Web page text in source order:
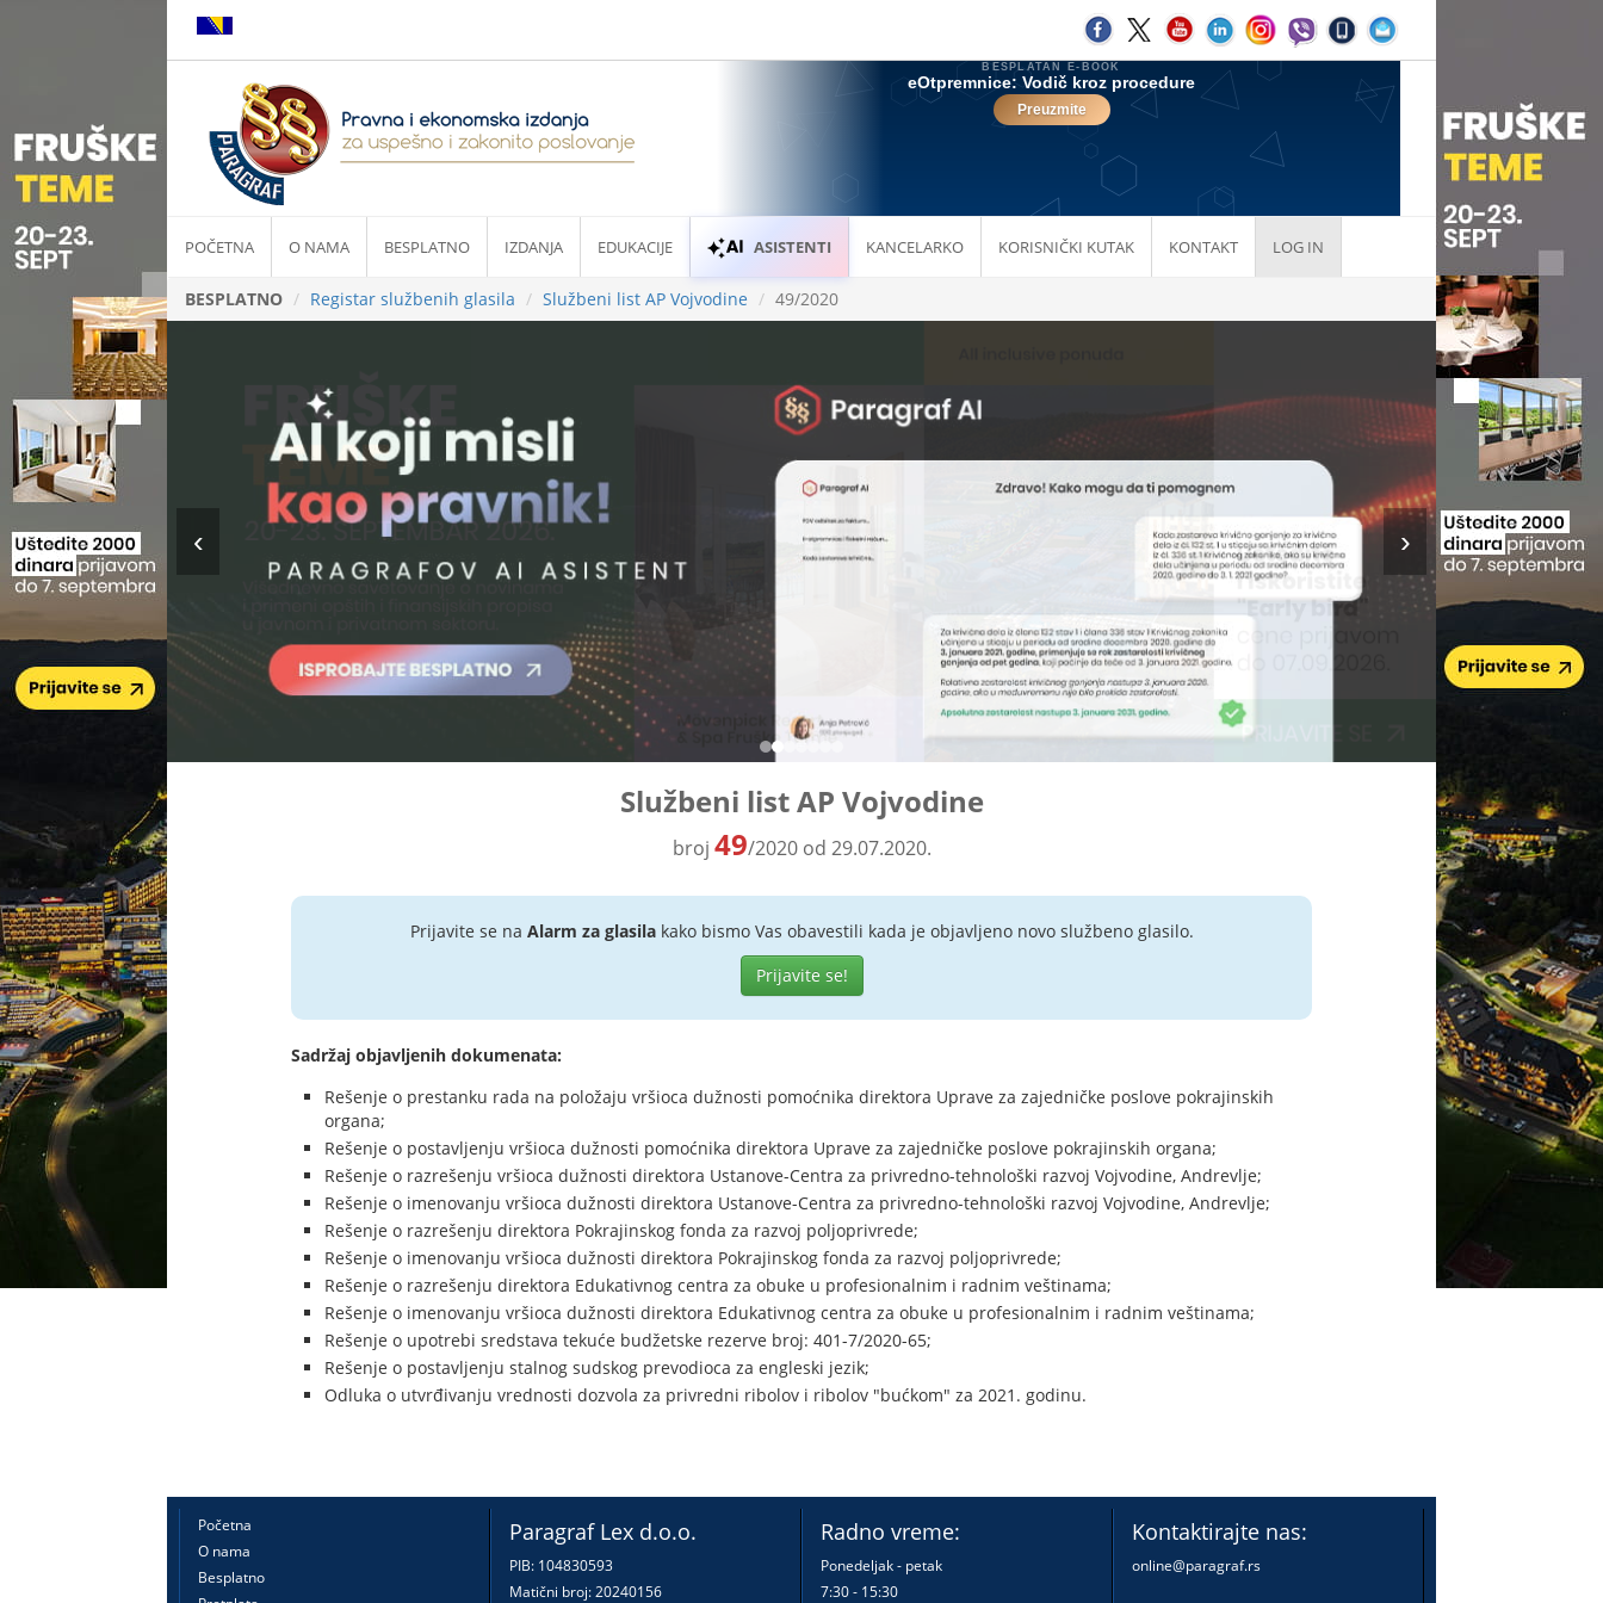
POČETNA O NAMA BESPLATNO IZDANJA EDUKACIJE ASISTENTI KANCELARKO KORISNIČKI KUTAK KONTAKT LOG IN
BESPLATNO Registar službenih glasila Službeni list AP Vojvodine 49/2020
Službeni list AP Vojvodine
broj 49/2020 od 29.07.2020.
Prijavite se na Alarm za glasilakako bismo Vas obavestili kada je objavljeno novo službeno glasilo.
Prijavite se!
Sadržaj objavljenih dokumenata:
Rešenje o prestanku rada na položaju vršioca dužnosti pomoćnika direktora Uprave za zajedničke poslove pokrajinskih
organa;
Rešenje o postavljenju vršioca dužnosti pomoćnika direktora Uprave za zajedničke poslove pokrajinskih organa;
Rešenje o razrešenju vršioca dužnosti direktora Ustanove-Centra za privredno-tehnološki razvoj Vojvodine, Andrevlje;
Rešenje o imenovanju vršioca dužnosti direktora Ustanove-Centra za privredno-tehnološki razvoj Vojvodine, Andrevlje;
Rešenje o razrešenju direktora Pokrajinskog fonda za razvoj poljoprivrede;
Rešenje o imenovanju vršioca dužnosti direktora Pokrajinskog fonda za razvoj poljoprivrede;
Rešenje o razrešenju direktora Edukativnog centra za obuke u profesionalnim i radnim veštinama;
Rešenje o imenovanju vršioca dužnosti direktora Edukativnog centra za obuke u profesionalnim i radnim veštinama;
Rešenje o upotrebi sredstava tekuće budžetske rezerve broj: 401-7/2020-65;
Rešenje o postavljenju stalnog sudskog prevodioca za engleski jezik;
Odluka o utvrđivanju vrednosti dozvola za privredni ribolov i ribolov "bućkom" za 2021. godinu.
Početna
O nama
Besplatno
Paragraf Lex d.o.o.
PIB: 104830593
Matični broj: 20240156
Radno vreme:
Ponedeljak - petak
7:30 - 15:30
Kontaktirajte nas:
online@paragraf.rs